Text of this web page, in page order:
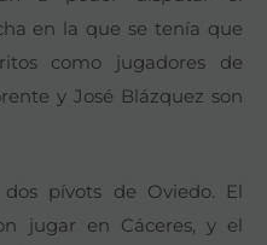
en la que se tenía que
como jugadores de
y José Blázquez son
pívots de Oviedo. El
jugar en Cáceres, y el